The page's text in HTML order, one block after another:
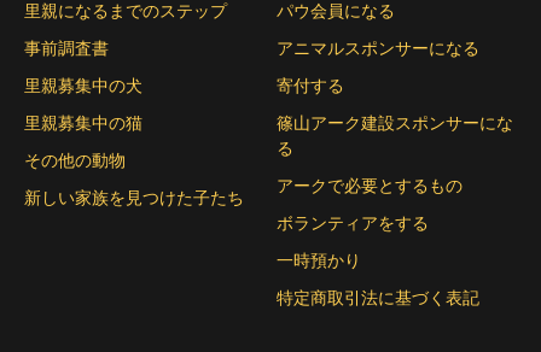
里親になるまでのステップ
事前調査書
里親募集中の犬
里親募集中の猫
その他の動物
新しい家族を見つけた子たち
パウ会員になる
アニマルスポンサーになる
寄付する
篠山アーク建設スポンサーにな
る
アークで必要とするもの
ボランティアをする
一時預かり
特定商取引法に基づく表記